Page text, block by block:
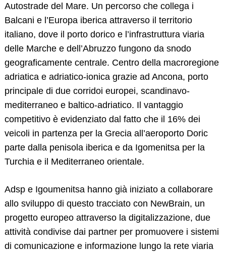
Autostrade del Mare. Un percorso che collega i
Balcani e l’Europa iberica attraverso il territorio
italiano, dove il porto dorico e l’infrastruttura viaria
delle Marche e dell’Abruzzo fungono da snodo
geograficamente centrale. Centro della macroregione
adriatica e adriatico-ionica grazie ad Ancona, porto
principale di due corridoi europei, scandinavo-
mediterraneo e baltico-adriatico. Il vantaggio
competitivo è evidenziato dal fatto che il 16% dei
veicoli in partenza per la Grecia all’aeroporto Doric
parte dalla penisola iberica e da Igomenitsa per la
Turchia e il Mediterraneo orientale.
Adsp e Igoumenitsa hanno già iniziato a collaborare
allo sviluppo di questo tracciato con NewBrain, un
progetto europeo attraverso la digitalizzazione, due
attività condivise dai partner per promuovere i sistemi
di comunicazione e informazione lungo la rete viaria
Search
for: